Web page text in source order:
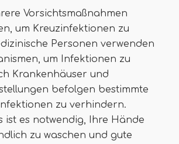
Vorsichtsmaßnahmen
um Kreuzinfektionen zu
Personen verwenden
um Infektionen zu
Krankenhäuser und
befolgen bestimmte
zu verhindern.
ist es notwendig, Ihre Hände
zu waschen und gute